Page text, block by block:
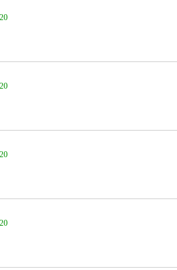
20
20
20
20